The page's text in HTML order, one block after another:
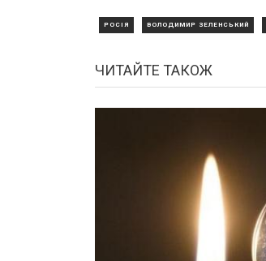
РОСІЯ ВОЛОДИМИР ЗЕЛЕНСЬКИЙ
ЧИТАЙТЕ ТАКОЖ